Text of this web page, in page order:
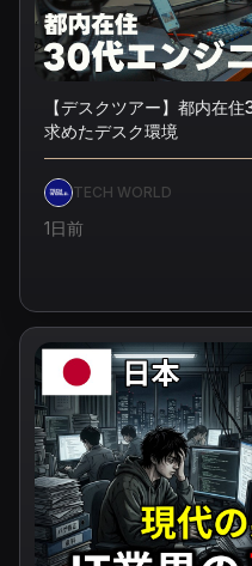
【デスクツアー】都内在
求めたデスク環境
TECH WORLD
1日前